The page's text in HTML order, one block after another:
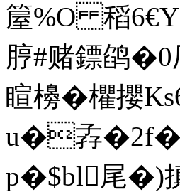
箼%O 稻
脝#赌鏢鹐
睻櫋�欋攖
u�孨
p�$bl尾�)